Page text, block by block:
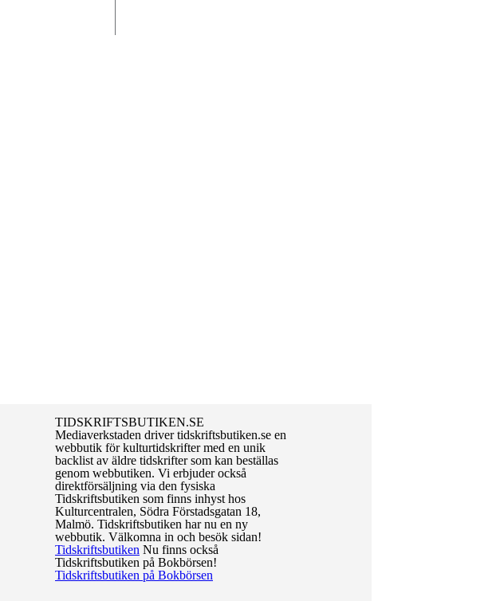
TIDSKRIFTSBUTIKEN.SE
Mediaverkstaden driver tidskriftsbutiken.se en
webbutik för kulturtidskrifter med en unik
backlist av äldre tidskrifter som kan beställas
genom webbutiken. Vi erbjuder också
direktförsäljning via den fysiska
Tidskriftsbutiken som finns inhyst hos
Kulturcentralen, Södra Förstadsgatan 18,
Malmö. Tidskriftsbutiken har nu en ny
webbutik. Välkomna in och besök sidan!
Tidskriftsbutiken Nu finns också
Tidskriftsbutiken på Bokbörsen!
Tidskriftsbutiken på Bokbörsen